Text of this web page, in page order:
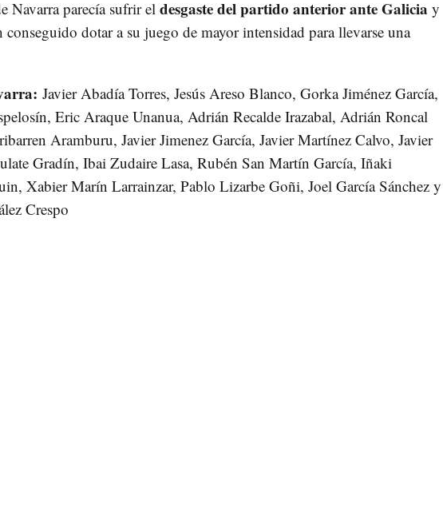
GOLEADA DE LOS CHICOS DE LA SUB-18
de la selección navarra sub-18que para el minuto 56 iba
goles a 0. A partir de ese momento, y con los cántabros más relajados,